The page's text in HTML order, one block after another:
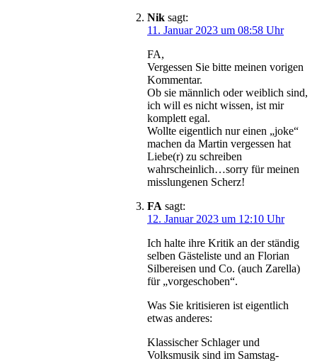
Nik sagt:
11. Januar 2023 um 08:58 Uhr
FA,
Vergessen Sie bitte meinen vorigen
Kommentar.
Ob sie männlich oder weiblich sind,
ich will es nicht wissen, ist mir
komplett egal.
Wollte eigentlich nur einen „joke“
machen da Martin vergessen hat
Liebe(r) zu schreiben
wahrscheinlich…sorry für meinen
misslungenen Scherz!
FA sagt:
12. Januar 2023 um 12:10 Uhr
Ich halte ihre Kritik an der ständig
selben Gästeliste und an Florian
Silbereisen und Co. (auch Zarella)
für „vorgeschoben“.
Was Sie kritisieren ist eigentlich
etwas anderes:
Klassischer Schlager und
Volksmusik sind im Samstag-